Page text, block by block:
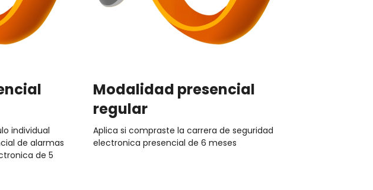
individual
de alarmas
de 5
Modalidad presencial
regular
Aplica si compraste la carrera de seguridad
electronica presencial de 6 meses